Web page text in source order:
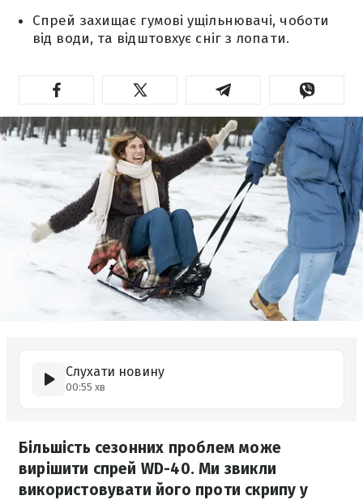
Спрей захищає гумові ущільнювачі, чоботи
від води, та відштовхує сніг з лопати.
Слухати новину
00:55 хв
Більшість сезонних проблем може
вирішити спрей WD-40. Ми звикли
використовувати його проти скрипу у